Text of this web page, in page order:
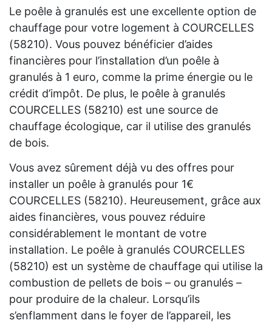
Le poêle à granulés est une excellente option de
chauffage pour votre logement à COURCELLES
(58210). Vous pouvez bénéficier d’aides
financières pour l’installation d’un poêle à
granulés à 1 euro, comme la prime énergie ou le
crédit d’impôt. De plus, le poêle à granulés
COURCELLES (58210) est une source de
chauffage écologique, car il utilise des granulés
de bois.
Vous avez sûrement déjà vu des offres pour
installer un poêle à granulés pour 1€
COURCELLES (58210). Heureusement, grâce aux
aides financières, vous pouvez réduire
considérablement le montant de votre
installation. Le poêle à granulés COURCELLES
(58210) est un système de chauffage qui utilise la
combustion de pellets de bois – ou granulés –
pour produire de la chaleur. Lorsqu’ils
s’enflamment dans le foyer de l’appareil, les